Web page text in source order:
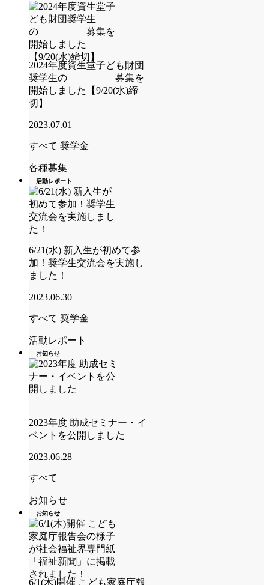
2024年度資生堂子ども財団
奨学生の 募集を
開始しました【9/20(水)締
切】
2023.07.01
すべて 奨学金
各種募集
活動レポート
6/21(水) 新入生が初めて参
加！奨学生交流会を実施し
ました！
2023.06.30
すべて 奨学金
活動レポート
お知らせ
2023年度 助成セミナー・イ
ベントを公開しました
2023.06.28
すべて
お知らせ
お知らせ
6/1(木)開催 こども家庭庁報